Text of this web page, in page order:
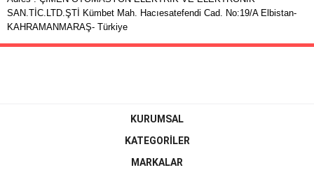
SAN.TİC.LTD.ŞTİ Kümbet Mah. Hacıesatefendi Cad. No:19/A Elbistan-
KAHRAMANMARAŞ- Türkiye
KURUMSAL
KATEGORİLER
MARKALAR